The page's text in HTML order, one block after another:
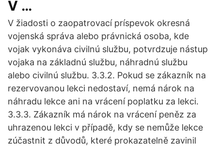
V …
V žiadosti o zaopatrovací príspevok okresná
vojenská správa alebo právnická osoba, kde
vojak vykonáva civilnú službu, potvrdzuje nástup
vojaka na základnú službu, náhradnú službu
alebo civilnú službu. 3.3.2. Pokud se zákazník na
rezervovanou lekci nedostaví, nemá nárok na
náhradu lekce ani na vrácení poplatku za lekci.
3.3.3. Zákazník má nárok na vrácení peněz za
uhrazenou lekci v případě, kdy se nemůže lekce
zúčastnit z důvodů, které prokazatelně zavinil